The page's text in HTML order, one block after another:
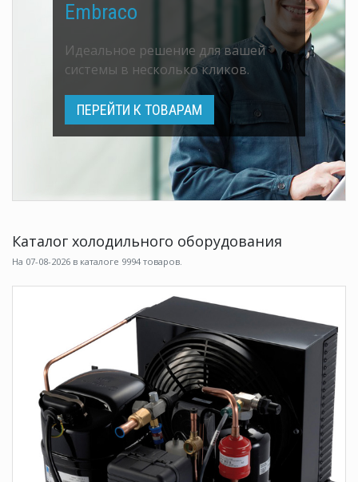
Embraco
Идеальное решение для вашей
системы в несколько кликов.
ПЕРЕЙТИ К ТОВАРАМ
Каталог холодильного оборудования
На 07-08-2026 в каталоге 9994 товаров.